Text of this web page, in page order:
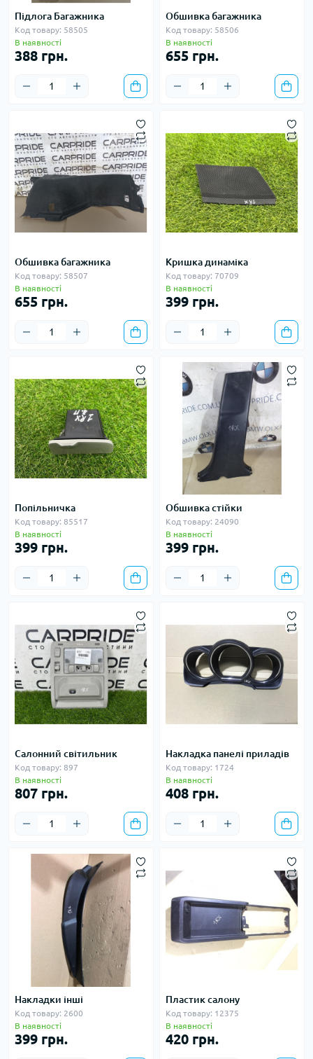
Підлога Багажника
Код товару: 58505
В наявності
388 грн.
Обшивка багажника
Код товару: 58506
В наявності
655 грн.
Обшивка багажника
Код товару: 58507
В наявності
655 грн.
Кришка динаміка
Код товару: 70709
В наявності
399 грн.
Попільничка
Код товару: 85517
В наявності
399 грн.
Обшивка стійки
Код товару: 24090
В наявності
399 грн.
Салонний світильник
Код товару: 897
В наявності
807 грн.
Накладка панелі приладів
Код товару: 1724
В наявності
408 грн.
Накладки інші
Код товару: 2600
В наявності
399 грн.
Пластик салону
Код товару: 12375
В наявності
420 грн.